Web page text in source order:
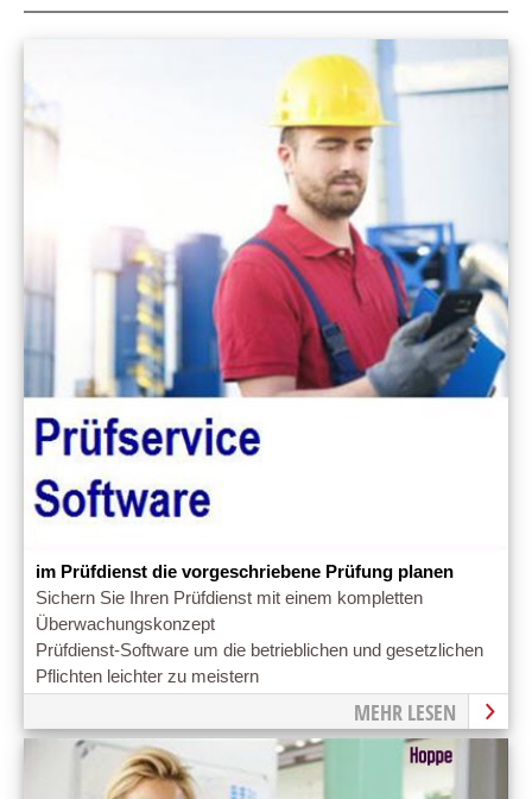
im Prüfdienst die vorgeschriebene Prüfung planen
Sichern Sie Ihren Prüfdienst mit einem kompletten
Überwachungskonzept
Prüfdienst-Software um die betrieblichen und gesetzlichen
Pflichten leichter zu meistern
MEHR LESEN